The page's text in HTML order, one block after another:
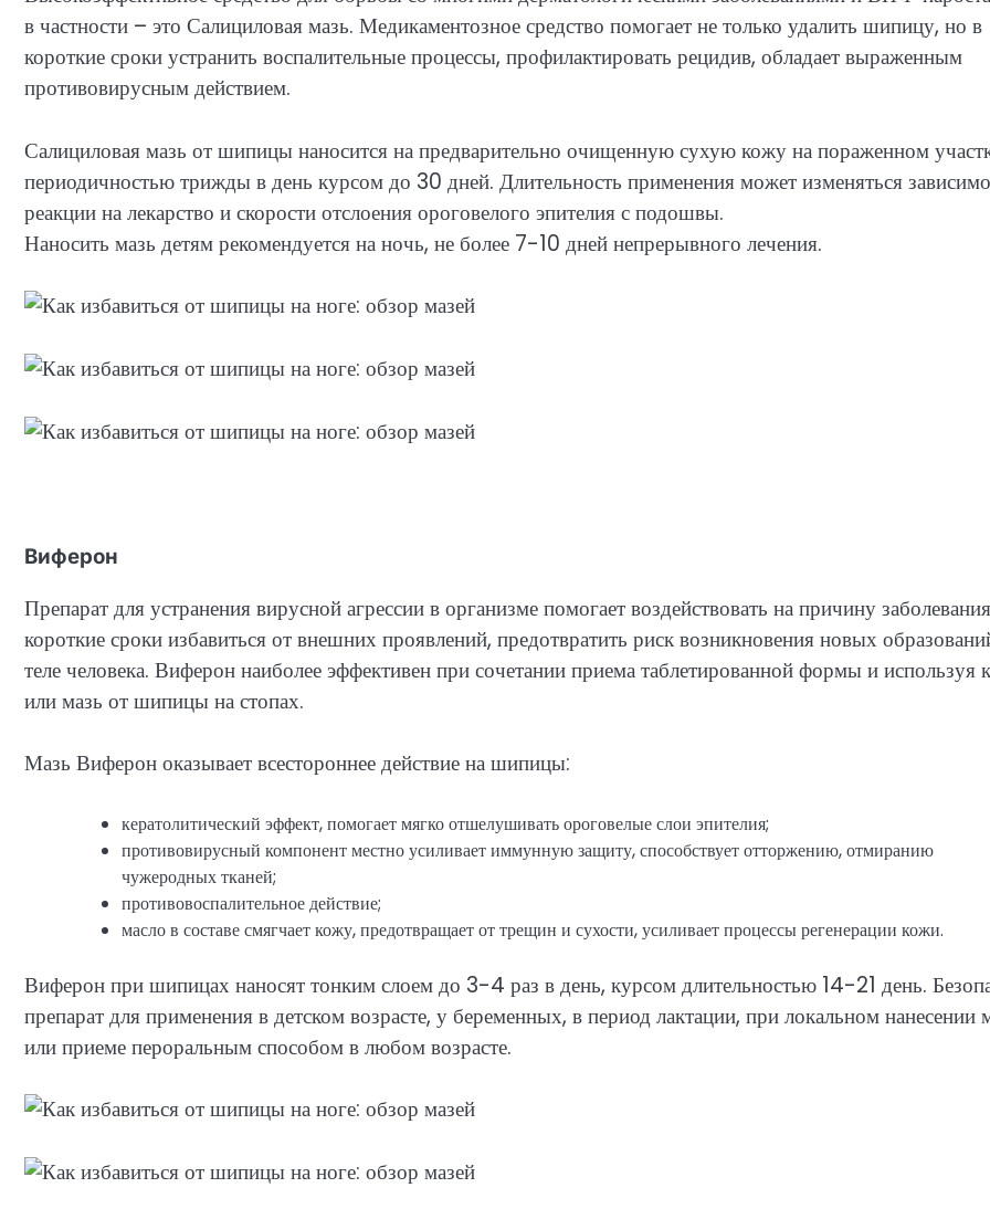
в частности – это Салициловая мазь. Медикаментозное средство помогает не только удалить шипицу, но в
короткие сроки устранить воспалительные процессы, профилактировать рецидив, обладает выраженным
противовирусным действием.
Салициловая мазь от шипицы наносится на предварительно очищенную сухую кожу на пораженном
периодичностью трижды в день курсом до 30 дней. Длительность применения может изменяться
реакции на лекарство и скорости отслоения ороговелого эпителия с подошвы.
Наносить мазь детям рекомендуется на ночь, не более 7-10 дней непрерывного лечения.
Виферон
Препарат для устранения вирусной агрессии в организме помогает воздействовать на причину
короткие сроки избавиться от внешних проявлений, предотвратить риск возникновения новых
теле человека. Виферон наиболее эффективен при сочетании приема таблетированной формы и используя
или мазь от шипицы на стопах.
Мазь Виферон оказывает всестороннее действие на шипицы:
кератолитический эффект, помогает мягко отшелушивать ороговелые слои эпителия;
противовирусный компонент местно усиливает иммунную защиту, способствует отторжению, отмиранию
чужеродных тканей;
противовоспалительное действие;
масло в составе смягчает кожу, предотвращает от трещин и сухости, усиливает процессы регенерации кожи.
Виферон при шипицах наносят тонким слоем до 3-4 раз в день, курсом длительностью 14-21 день.
препарат для применения в детском возрасте, у беременных, в период лактации, при локальном нанесении
или приеме пероральным способом в любом возрасте.